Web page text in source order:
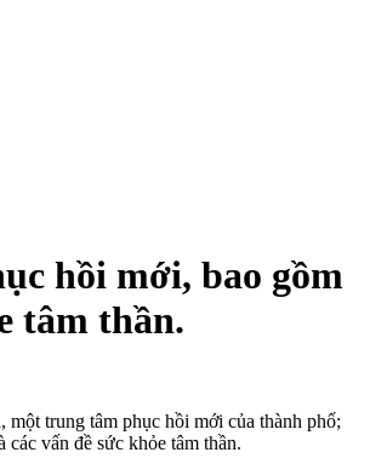
hồi mới, bao gồm
tâm thần.
trung tâm phục hồi mới của thành phố;
vấn đề sức khỏe tâm thần.